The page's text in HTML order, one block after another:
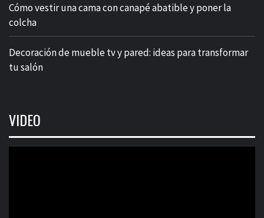
Cómo vestir una cama con canapé abatible y poner la
colcha
Decoración de mueble tv y pared: ideas para transformar
tu salón
VIDEO